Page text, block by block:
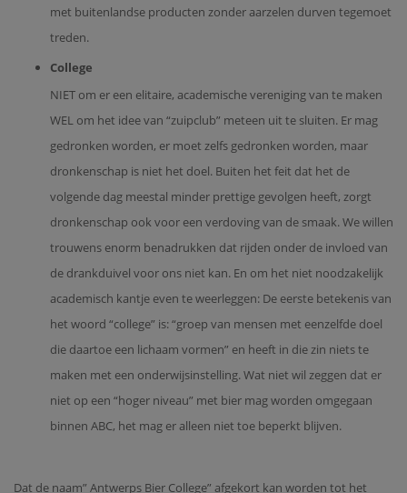
met buitenlandse producten zonder aarzelen durven tegemoet
treden.
College
NIET om er een elitaire, academische vereniging van te maken
WEL om het idee van “zuipclub” meteen uit te sluiten. Er mag
gedronken worden, er moet zelfs gedronken worden, maar
dronkenschap is niet het doel. Buiten het feit dat het de
volgende dag meestal minder prettige gevolgen heeft, zorgt
dronkenschap ook voor een verdoving van de smaak. We willen
trouwens enorm benadrukken dat rijden onder de invloed van
de drankduivel voor ons niet kan. En om het niet noodzakelijk
academisch kantje even te weerleggen: De eerste betekenis van
het woord “college” is: “groep van mensen met eenzelfde doel
die daartoe een lichaam vormen” en heeft in die zin niets te
maken met een onderwijsinstelling. Wat niet wil zeggen dat er
niet op een “hoger niveau” met bier mag worden omgegaan
binnen ABC, het mag er alleen niet toe beperkt blijven.
Dat de naam” Antwerps Bier College” afgekort kan worden tot het